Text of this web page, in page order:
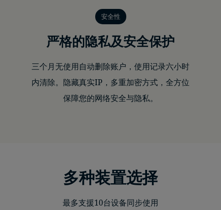
安全性
严格的隐私及安全保护
三个月无使用自动删除账户，使用记录六小时
内清除。隐藏真实IP，多重加密方式，全方位
保障您的网络安全与隐私。
多种装置选择
最多支援10台设备同步使用